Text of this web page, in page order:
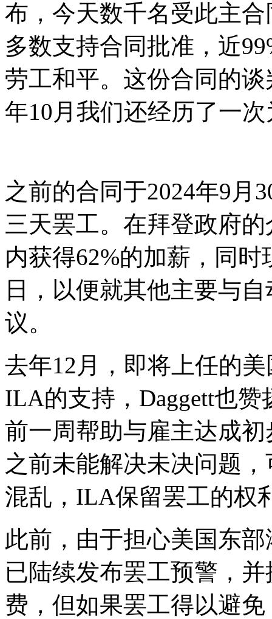
布，今天数千名受此主
多数支持合同批准，近
劳工和平。这份合同的
年10月我们还经历了一
之前的合同于2024年9月
三天罢工。在拜登政府
内获得62%的加薪，同
日，以便就其他主要与
议。
去年12月，即将上任的
ILA的支持，Daggett也
前一周帮助与雇主达成
之前未能解决未决问题
混乱，ILA保留罢工的权
此前，由于担心美国东
已陆续发布罢工预警，
费，但如果罢工得以避